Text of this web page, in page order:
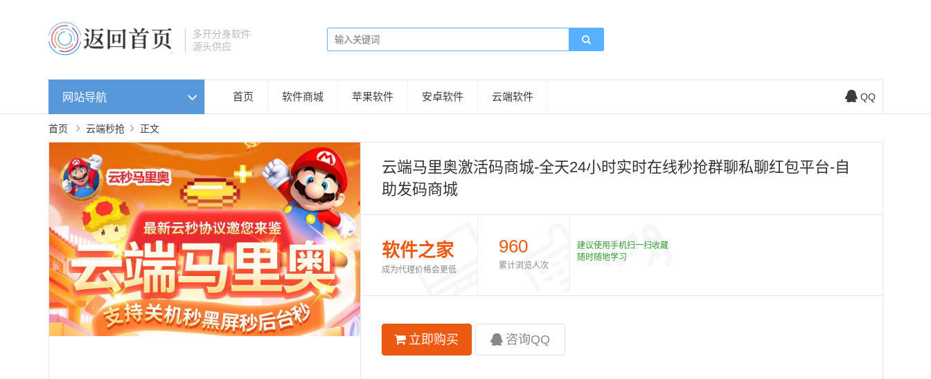
多开分身软件
源头供应
网站导航 首页 软件商城 苹果软件 安卓软件 云端软件 QQ
首页 云端秒抢 正文
云端马里奥激活码商城-全天24小时实时在线秒抢群聊私聊红包平台-自
助发码商城
软件之家
成为代理价格会更低
960
累计浏览人次
建议使用手机扫一扫收藏
随时随地学习
立即购买 咨询QQ